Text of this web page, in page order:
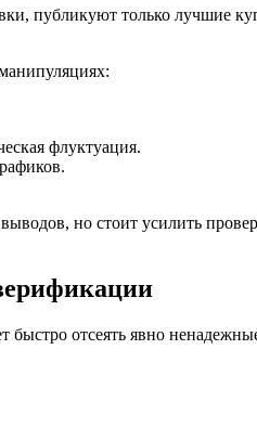
публикуют только лучшие
флуктуация.
но стоит усилить
отсеять явно